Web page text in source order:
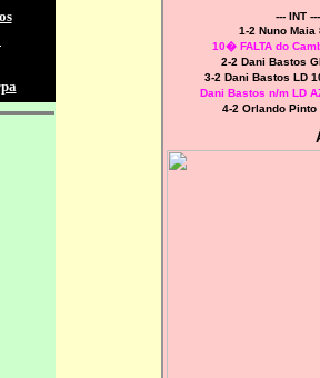
--- INT ---
1-2 Nuno
10� FALTA do
2-2 Dani Bastos
3-2 Dani Bastos LD
Dani Bastos n/m LD
4-2 Orlando